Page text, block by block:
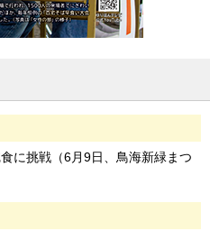
に挑戦（6月9日、鳥海新緑まつ